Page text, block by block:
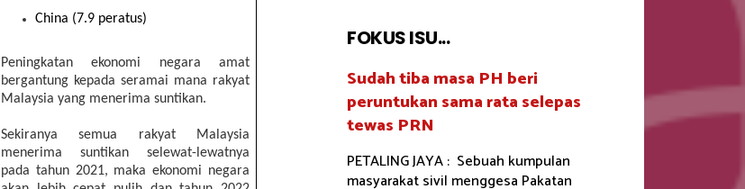
China (7.9 peratus)
Peningkatan ekonomi negara amat
bergantung kepada seramai mana rakyat
Malaysia yang menerima suntikan.
Sekiranya semua rakyat Malaysia
menerima suntikan selewat-lewatnya
pada tahun 2021, maka ekonomi negara
FOKUS ISU...
Sudah tiba masa PH beri
peruntukan sama rata selepas
tewas PRN
PETALING JAYA : Sebuah kumpulan
masyarakat sivil menggesa Pakatan